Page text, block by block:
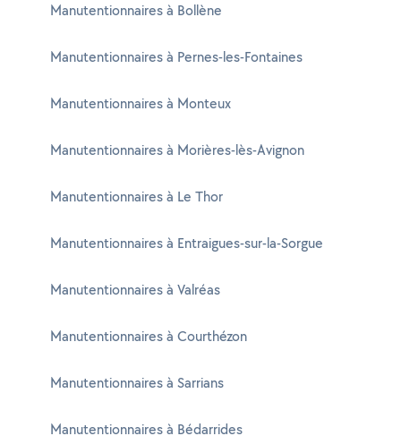
Manutentionnaires à Bollène
Manutentionnaires à Pernes-les-Fontaines
Manutentionnaires à Monteux
Manutentionnaires à Morières-lès-Avignon
Manutentionnaires à Le Thor
Manutentionnaires à Entraigues-sur-la-Sorgue
Manutentionnaires à Valréas
Manutentionnaires à Courthézon
Manutentionnaires à Sarrians
Manutentionnaires à Bédarrides